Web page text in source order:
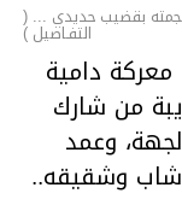
بقضيب حديدي ... (
التفـاصيل )
دامية
من شارك
وعمد
شاب وشقيقه..